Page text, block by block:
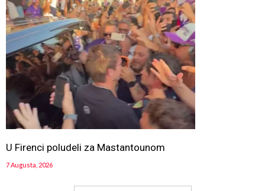
U Firenci poludeli za Mastantounom
7 Augusta, 2026